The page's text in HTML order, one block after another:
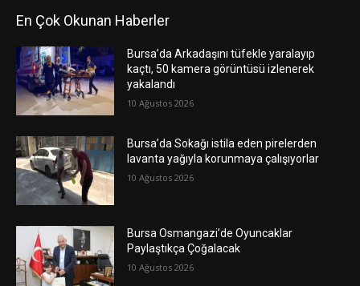
En Çok Okunan Haberler
Bursa’da Arkadaşını tüfekle yaralayıp
kaçtı, 50 kamera görüntüsü izlenerek
yakalandı
10 Ağustos 2026
Bursa’da Sokağı istila eden pirelerden
lavanta yağıyla korunmaya çalışıyorlar
10 Ağustos 2026
Bursa Osmangazi’de Oyuncaklar
Paylaştıkça Çoğalacak
10 Ağustos 2026